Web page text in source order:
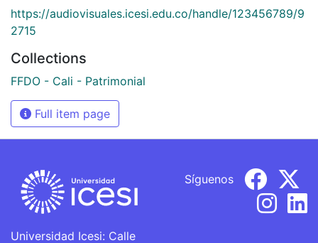
https://audiovisuales.icesi.edu.co/handle/123456789/9
2715
Collections
FFDO - Cali - Patrimonial
Full item page
Universidad Icesi: Calle
Síguenos